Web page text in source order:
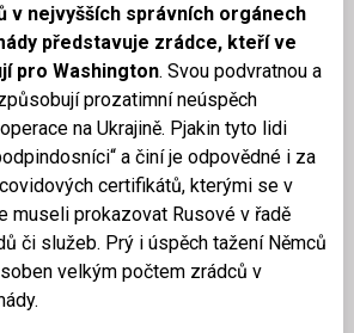
v nejvyšších správních orgánech
představuje zrádce, kteří ve
pro Washington. Svou podvratnou a
prozatimní neúspěch
na Ukrajině. Pjakin tyto lidi
a činí je odpovědné i za
certifikátů, kterými se v
museli prokazovat Rusové v řadě
či služeb. Prý i úspěch tažení Němců
velkým počtem zrádců v